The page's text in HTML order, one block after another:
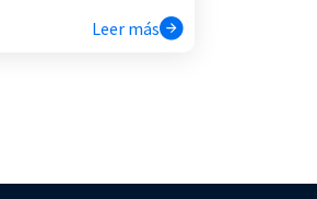
Leer más